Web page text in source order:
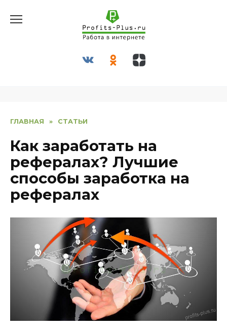
ГЛАВНАЯ » СТАТЬИ
Как заработать на
рефералах? Лучшие
способы заработка на
рефералах